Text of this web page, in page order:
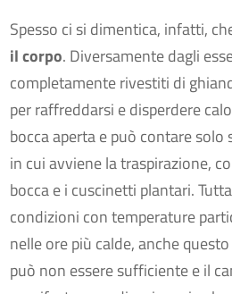
Spesso ci si dimentica, infatti,
il corpo. Diversamente dagli
completamente rivestiti di
per raffreddarsi e disperdere
bocca aperta e può contare
in cui avviene la traspirazione,
bocca e i cuscinetti plantari.
condizioni con temperature
nelle ore più calde, anche
può non essere sufficiente e il